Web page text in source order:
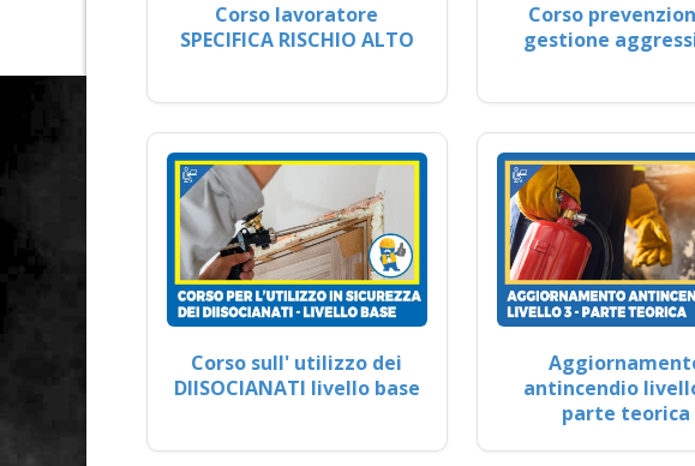
Corso lavoratore
SPECIFICA RISCHIO ALTO
Corso
gestione
Corso sull' utilizzo dei
DIISOCIANATI livello base
antincendio
parte teorica